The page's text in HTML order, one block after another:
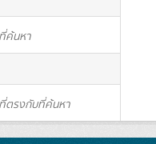
ค้นหา
รงกับที่ค้นหา